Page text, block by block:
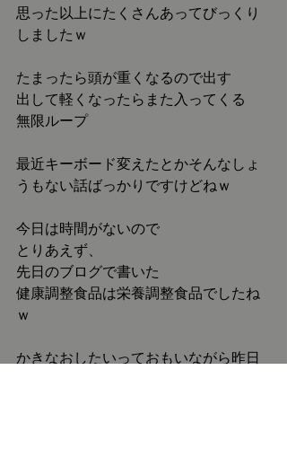
思った以上にたくさんあってびっくり
しましたｗ
たまったら頭が重くなるので出す
出して軽くなったらまた入ってくる
無限ループ
最近キーボード変えたとかそんなしょ
うもない話ばっかりですけどねｗ
今日は時間がないので
とりあえず、
先日のブログで書いた
健康調整食品は栄養調整食品でしたね
ｗ
かきなおしたいっておもいながら昨日